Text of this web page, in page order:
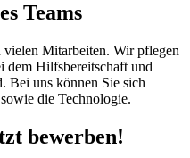
Teams
Mitarbeiten. Wir pflegen
dem Hilfsbereitschaft und
Bei uns können Sie sich
die Technologie.
bewerben!